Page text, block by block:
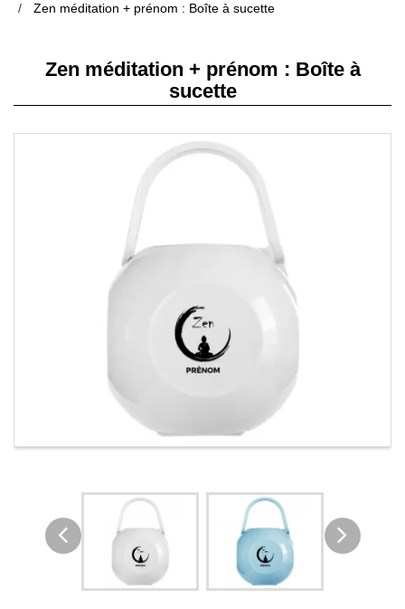
Zen méditation + prénom : Boîte à sucette
Zen méditation + prénom : Boîte à
sucette